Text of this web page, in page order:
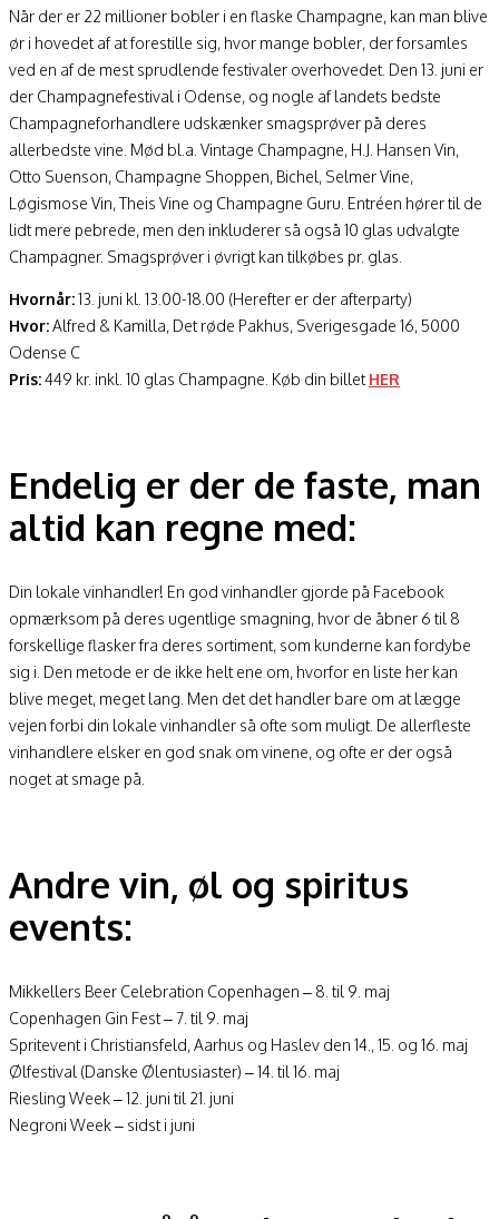
Når der er 22 millioner bobler i en flaske Champagne, kan man blive
ør i hovedet af at forestille sig, hvor mange bobler, der forsamles
ved en af de mest sprudlende festivaler overhovedet. Den 13. juni er
der Champagnefestival i Odense, og nogle af landets bedste
Champagneforhandlere udskænker smagsprøver på deres
allerbedste vine. Mød bl.a. Vintage Champagne, H.J. Hansen Vin,
Otto Suenson, Champagne Shoppen, Bichel, Selmer Vine,
Løgismose Vin, Theis Vine og Champagne Guru. Entréen hører til de
lidt mere pebrede, men den inkluderer så også 10 glas udvalgte
Champagner. Smagsprøver i øvrigt kan tilkøbes pr. glas.
Hvornår:13. juni kl. 13.00-18.00 (Herefter er der afterparty)
Hvor:Alfred & Kamilla, Det røde Pakhus, Sverigesgade 16, 5000
Odense C
Pris:449 kr. inkl. 10 glas Champagne. Køb din billetHER
Endelig er der de faste, man
altid kan regne med:
Din lokale vinhandler! En god vinhandler gjorde på Facebook
opmærksom på deres ugentlige smagning, hvor de åbner 6 til 8
forskellige flasker fra deres sortiment, som kunderne kan fordybe
sig i. Den metode er de ikke helt ene om, hvorfor en liste her kan
blive meget, meget lang. Men det det handler bare om at lægge
vejen forbi din lokale vinhandler så ofte som muligt. De allerfleste
vinhandlere elsker en god snak om vinene, og ofte er der også
noget at smage på.
Andre vin, øl og spiritus
events:
Mikkellers Beer Celebration Copenhagen – 8. til 9. maj
Copenhagen Gin Fest – 7. til 9. maj
Spritevent i Christiansfeld, Aarhus og Haslev den 14., 15. og 16. maj
Ølfestival (Danske Ølentusiaster) – 14. til 16. maj
Riesling Week – 12. juni til 21. juni
Negroni Week – sidst i juni